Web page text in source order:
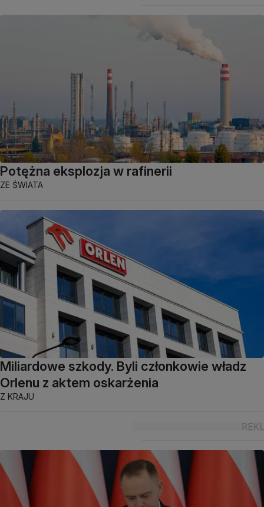
Potężna eksplozja w rafinerii
ZE ŚWIATA
Miliardowe szkody. Byli członkowie władz
Orlenu z aktem oskarżenia
Z KRAJU